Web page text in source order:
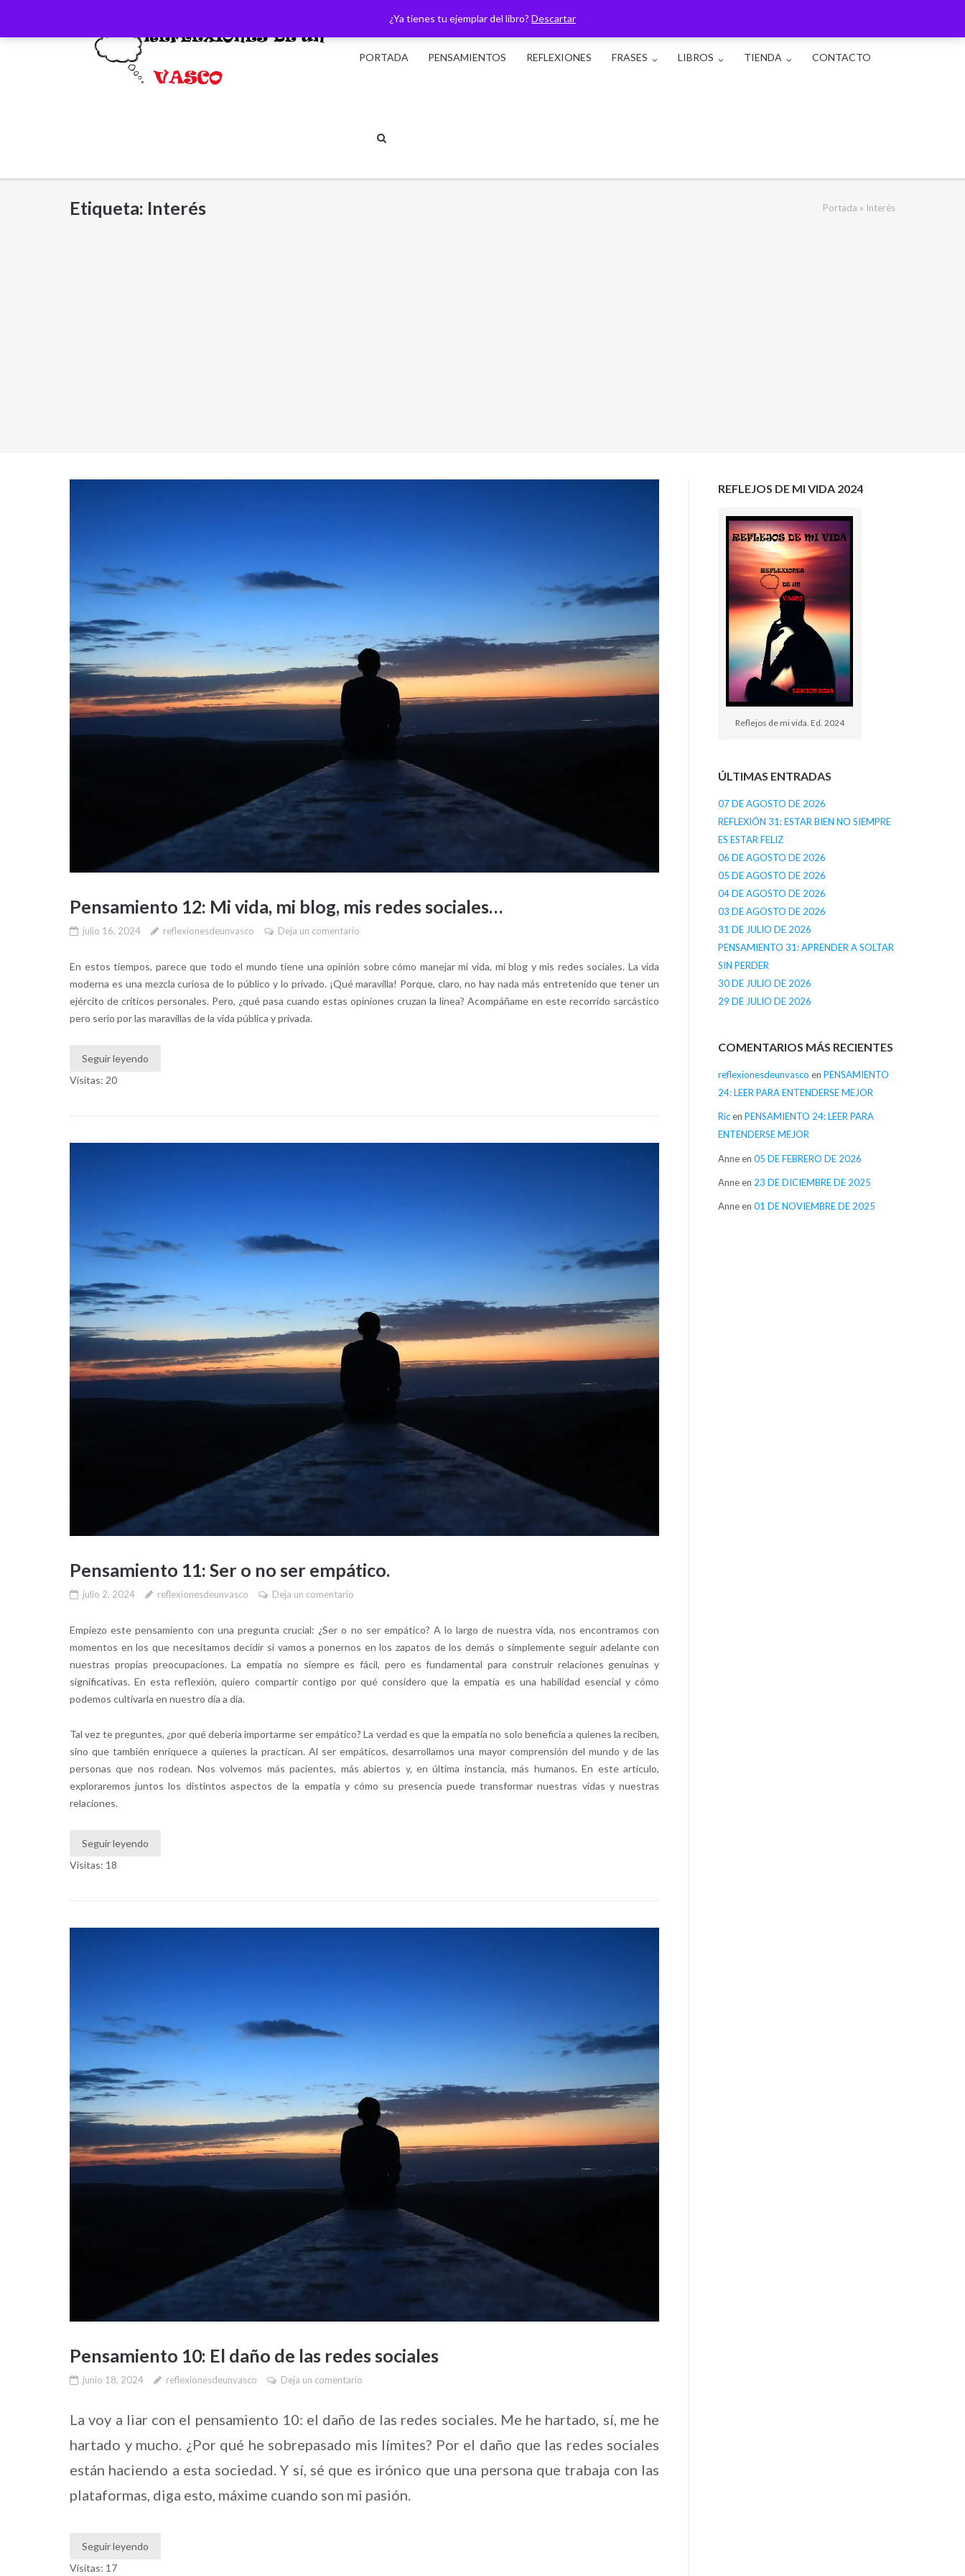
¿Ya tienes tu ejemplar del libro? Descartar
PORTADA
PENSAMIENTOS REFLEXIONES FRASES LIBROS TIENDA CONTACTO
Etiqueta: Interés Portada » Interés
Pensamiento 12: Mi vida, mi blog, mis redes sociales…
julio 16, 2024 reflexionesdeunvasco Deja un comentario
En estos tiempos, parece que todo el mundo tiene una opinión sobre cómo manejar mi vida, mi blog y mis redes sociales. La vida
moderna es una mezcla curiosa de lo público y lo privado. ¡Qué maravilla! Porque, claro, no hay nada más entretenido que tener un
ejército de críticos personales. Pero, ¿qué pasa cuando estas opiniones cruzan la línea? Acompáñame en este recorrido sarcástico
pero serio por las maravillas de la vida pública y privada.
Seguir leyendo
Visitas: 20
Pensamiento 11: Ser o no ser empático.
julio 2, 2024 reflexionesdeunvasco Deja un comentario
Empiezo este pensamiento con una pregunta crucial: ¿Ser o no ser empático? A lo largo de nuestra vida, nos encontramos con
momentos en los que necesitamos decidir si vamos a ponernos en los zapatos de los demás o simplemente seguir adelante con
nuestras propias preocupaciones. La empatía no siempre es fácil, pero es fundamental para construir relaciones genuinas y
significativas. En esta reflexión, quiero compartir contigo por qué considero que la empatía es una habilidad esencial y cómo
podemos cultivarla en nuestro día a día.
Tal vez te preguntes, ¿por qué debería importarme ser empático? La verdad es que la empatía no solo beneficia a quienes la reciben,
sino que también enriquece a quienes la practican. Al ser empáticos, desarrollamos una mayor comprensión del mundo y de las
personas que nos rodean. Nos volvemos más pacientes, más abiertos y, en última instancia, más humanos. En este artículo,
exploraremos juntos los distintos aspectos de la empatía y cómo su presencia puede transformar nuestras vidas y nuestras
relaciones.
Seguir leyendo
Visitas: 18
Pensamiento 10: El daño de las redes sociales
junio 18, 2024 reflexionesdeunvasco Deja un comentario
La voy a liar con el pensamiento 10: el daño de las redes sociales. Me he hartado, sí, me he
hartado y mucho. ¿Por qué he sobrepasado mis límites? Por el daño que las redes sociales
están haciendo a esta sociedad. Y sí, sé que es irónico que una persona que trabaja con las
plataformas, diga esto, máxime cuando son mi pasión.
Seguir leyendo
Visitas: 17
REFLEJOS DE MI VIDA 2024
Reflejos de mi vida. Ed. 2024
ÚLTIMAS ENTRADAS
07 DE AGOSTO DE 2026
REFLEXIÓN 31: ESTAR BIEN NO SIEMPRE
ES ESTAR FELIZ
06 DE AGOSTO DE 2026
05 DE AGOSTO DE 2026
04 DE AGOSTO DE 2026
03 DE AGOSTO DE 2026
31 DE JULIO DE 2026
PENSAMIENTO 31: APRENDER A SOLTAR
SIN PERDER
30 DE JULIO DE 2026
29 DE JULIO DE 2026
COMENTARIOS MÁS RECIENTES
reflexionesdeunvasco en PENSAMIENTO
24: LEER PARA ENTENDERSE MEJOR
Ricen PENSAMIENTO 24: LEER PARA
ENTENDERSE MEJOR
Anneen 05 DE FEBRERO DE 2026
Anneen 23 DE DICIEMBRE DE 2025
Anneen 01 DE NOVIEMBRE DE 2025